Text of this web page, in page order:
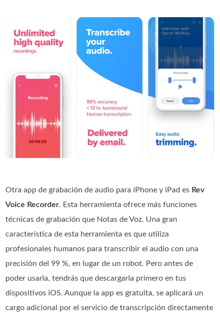
Otra app de grabación de audio para iPhone y iPad es Rev
Voice Recorder. Esta herramienta ofrece más funciones
técnicas de grabación que Notas de Voz. Una gran
característica de esta herramienta es que utiliza
profesionales humanos para transcribir el audio con una
precisión del 99 %, en lugar de un robot. Pero antes de
poder usarla, tendrás que descargarla primero en tus
dispositivos iOS. Aunque la app es gratuita, se aplicará un
cargo adicional por el servicio de transcripción directamente